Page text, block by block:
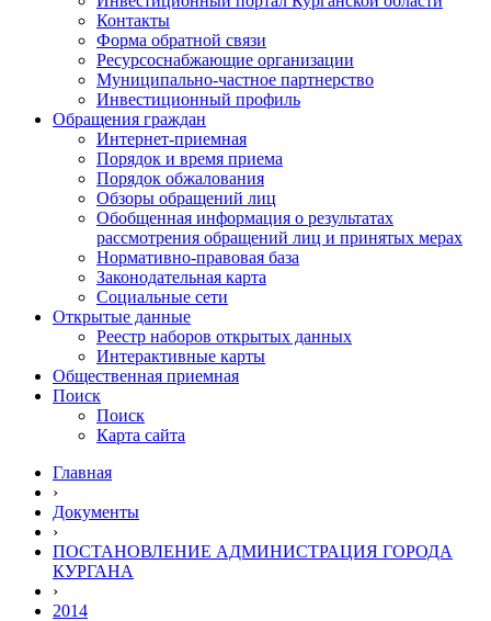
Контакты
Форма обратной связи
Ресурсоснабжающие организации
Муниципально-частное партнерство
Инвестиционный профиль
Обращения граждан
Интернет-приемная
Порядок и время приема
Порядок обжалования
Обзоры обращений лиц
Обобщенная информация о результатах
рассмотрения обращений лиц и принятых мерах
Нормативно-правовая база
Законодательная карта
Социальные сети
Открытые данные
Реестр наборов открытых данных
Интерактивные карты
Общественная приемная
Поиск
Поиск
Карта сайта
Главная
›
Документы
›
ПОСТАНОВЛЕНИЕ АДМИНИСТРАЦИЯ ГОРОДА
КУРГАНА
›
2014